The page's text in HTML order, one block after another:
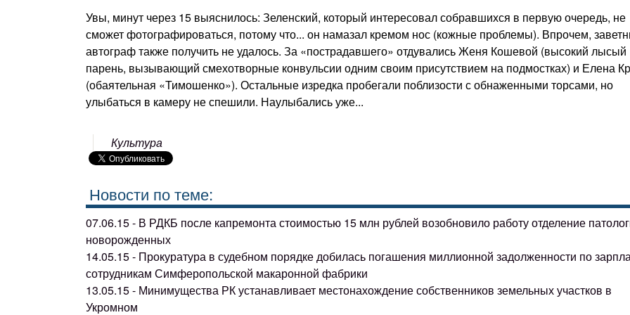
Увы, минут через 15 выяснилось: Зеленский, который интересовал собравшихся в первую очередь, не
сможет фотографироваться, потому что... он намазал кремом нос (кожные проблемы). Впрочем,
автограф также получить не удалось. За «пострадавшего» отдувались Женя Кошевой (высокий лысый
парень, вызывающий смехотворные конвульсии одним своим присутствием на подмостках) и Елена
(обаятельная «Тимошенко»). Остальные изредка пробегали поблизости с обнаженными торсами, но
улыбаться в камеру не спешили. Наулыбались уже...
Культура
Новости по теме:
07.06.15 - В РДКБ после капремонта стоимостью 15 млн рублей возобновило работу отделение
новорожденных
14.05.15 - Прокуратура в судебном порядке добилась погашения миллионной задолженности по
сотрудникам Симферопольской макаронной фабрики
13.05.15 - Минимущества РК устанавливает местонахождение собственников земельных участков в
Укромном